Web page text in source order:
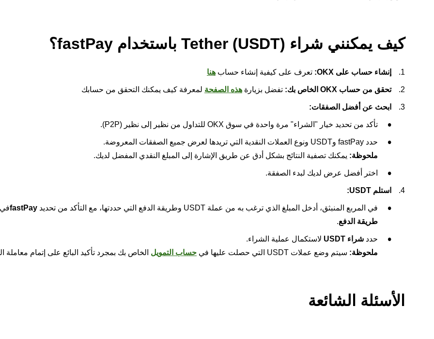
كيف يمكنني شراء Tether (USDT) باستخدام fastPay؟
إنشاء حساب على OKX: تعرف على كيفية إنشاء حساب هنا
تحقق من حساب OKX الخاص بك: تفضل بزيارة هذه الصفحة لمعرفة كيف يمكنك التحقق من حسابك
ابحث عن أفضل الصفقات:
تأكد من تحديد خيار "الشراء" مرة واحدة في سوق OKX للتداول من نظير إلى نظير (P2P).
حدد fastPay وUSDT ونوع العملات النقدية التي تريدها لعرض جميع الصفقات المعروضة.
ملحوظة: يمكنك تصفية النتائج بشكل أدق عن طريق الإشارة إلى المبلغ النقدي المفضل لديك.
اختر أفضل عرض لديك لبدء الصفقة.
استلم USDT:
في المربع المنبثق، أدخل المبلغ الذي ترغب به من عملة USDT وطريقة الدفع التي حددتها، مع التأكد من تحديد fastPayفي
طريقة الدفع.
حدد شراء USDT
لاستكمال عملية الشراء.
ملحوظة: سيتم وضع عملات USDT التي حصلت عليها في حساب التمويل الخاص بك بمجرد تأكيد البائع على إتمام معاملة
الأسئلة الشائعة